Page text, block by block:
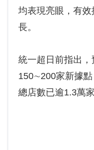
均表現亮眼，有
長。
統一超日前指出
150∼200家新據點
總店數已逾1.3萬